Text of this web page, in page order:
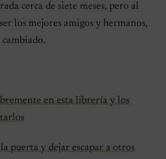
cerca de siete meses, pero al
los mejores amigos y hermanos,
cambiado.
en esta librería y los
puerta y dejar escapar a otros